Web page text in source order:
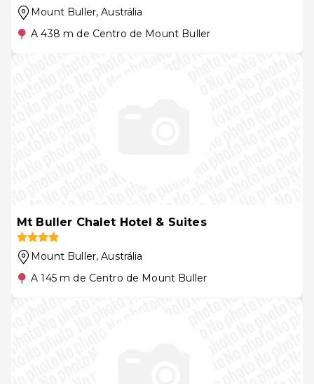
Mount Buller, Austrália
A 438 m de Centro de Mount Buller
Mt Buller Chalet Hotel & Suites
Mount Buller, Austrália
A 145 m de Centro de Mount Buller